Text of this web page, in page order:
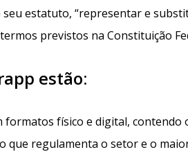
estatuto, “representar e
previstos na Constituição
estão:
formatos físico e digital, contendo
que regulamenta o setor e o